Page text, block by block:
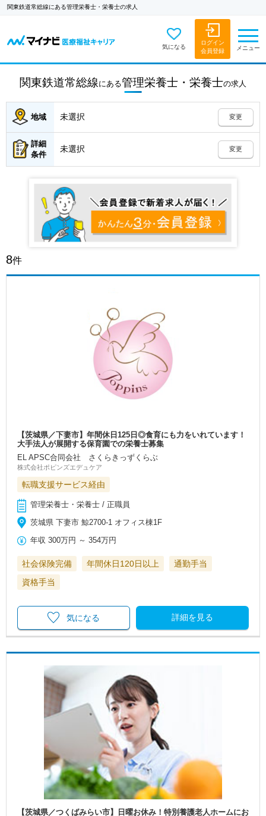
関東鉄道常総線にある管理栄養士・栄養士の求人
気になる
ログイン
会員登録
メニュー
関東鉄道常総線 にある管理栄養士・栄養士の求人
地域 未選択 変更
詳細
条件
未選択 変更
8件
【茨城県／下妻市】年間休日125日◎食育にも力をいれています！
大手法人が展開する保育園での栄養士募集
EL APSC合同会社 さくらきっずくらぶ
株式会社ポピンズエデュケア
転職支援サービス経由
管理栄養士・栄養士 / 正職員
茨城県 下妻市 鯨2700-1 オフィス棟1F
年収 300万円 ～354万円
社会保険完備 年間休日120日以上
通勤手当
資格手当
詳細を見る
気になる
【茨城県／つくばみらい市】日曜お休み！特別養護老人ホームにお